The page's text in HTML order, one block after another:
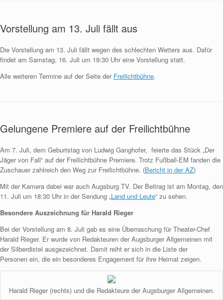
Vorstellung am 13. Juli fällt aus
Die Vorstellung am 13. Juli fällt wegen des schlechten Wetters aus. Dafür
findet am Samstag, 16. Juli um 19:30 Uhr eine Vorstellung statt.
Alle weiteren Termine auf der Seite der Freilichtbühne.
Gelungene Premiere auf der Freilichtbühne
Am 7. Juli, dem Geburtstag von Ludwig Ganghofer, feierte das Stück „Der
Jäger von Fall“ auf der Freilichtbühne Premiere. Trotz Fußball-EM fanden die
Zuschauer zahlreich den Weg zur Freilichtbühne. (Bericht in der AZ)
Mit der Kamera dabei war auch Augsburg TV. Der Beitrag ist am Montag, den
11. Juli um 18:30 Uhr in der Sendung „Land und Leute“ zu sehen.
Besondere Auszeichnung für Harald Rieger
Bei der Vorstellung am 8. Juli gab es eine Überraschung für Theater-Chef
Harald Rieger. Er wurde von Redakteuren der Augsburger Allgemeinen mit
der Silberdistel ausgezeichnet. Damit reiht er sich in die Liste der
Personen ein, die ein besonderes Engagement für ihre Heimat zeigen.
Harald Rieger (rechts) und die Redakteure der Augsburger Allgemeinen.